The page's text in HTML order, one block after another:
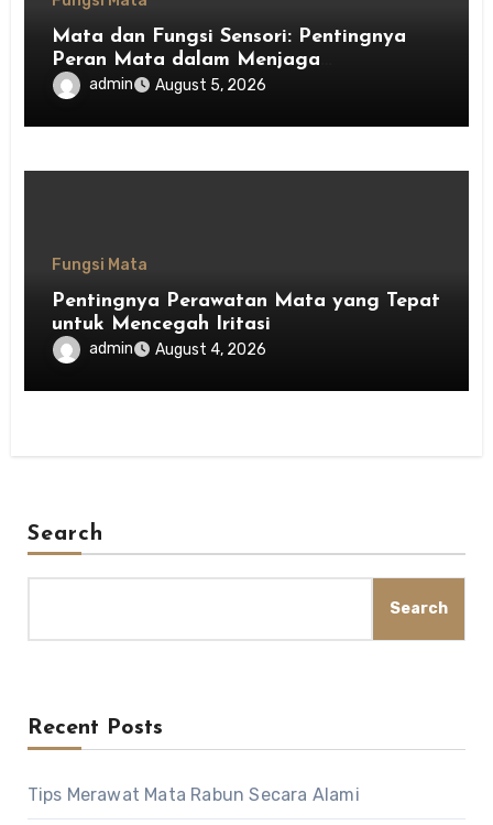
Mata dan Fungsi Sensori: Pentingnya
Peran Mata dalam Menjaga
Keseimbangan Tubuh
admin August 5, 2026
Fungsi Mata
Pentingnya Perawatan Mata yang Tepat
untuk Mencegah Iritasi
admin August 4, 2026
Search
Search
Recent Posts
Tips Merawat Mata Rabun Secara Alami